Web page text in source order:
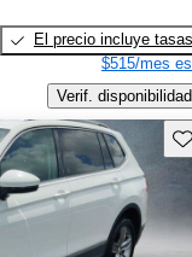
El precio incluye tasas
$515/mes
Verif. disponibilidad